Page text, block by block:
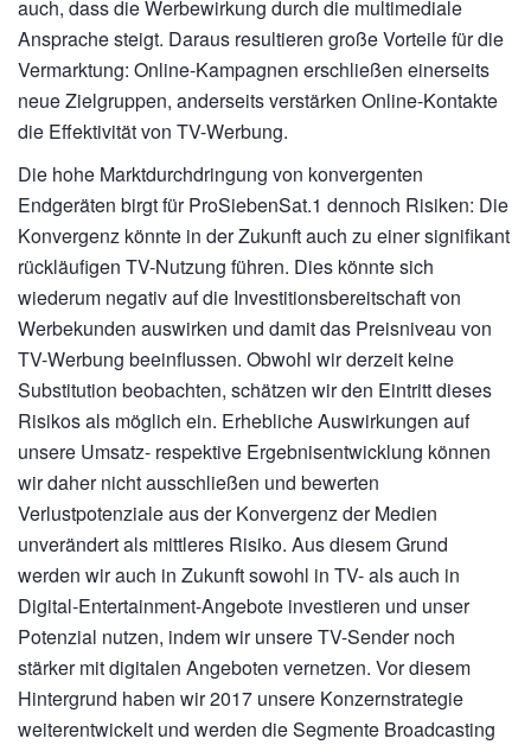
auch, dass die Werbewirkung durch die multimediale
Ansprache steigt. Daraus resultieren große Vorteile für die
Vermarktung: Online-Kampagnen erschließen einerseits
neue Zielgruppen, anderseits verstärken Online-Kontakte
die Effektivität von TV-Werbung.
Die hohe Marktdurchdringung von konvergenten
Endgeräten birgt für ProSiebenSat.1 dennoch Risiken: Die
Konvergenz könnte in der Zukunft auch zu einer signifikant
rückläufigen TV-Nutzung führen. Dies könnte sich
wiederum negativ auf die Investitionsbereitschaft von
Werbekunden auswirken und damit das Preisniveau von
TV-Werbung beeinflussen. Obwohl wir derzeit keine
Substitution beobachten, schätzen wir den Eintritt dieses
Risikos als möglich ein. Erhebliche Auswirkungen auf
unsere Umsatz- respektive Ergebnisentwicklung können
wir daher nicht ausschließen und bewerten
Verlustpotenziale aus der Konvergenz der Medien
unverändert als mittleres Risiko. Aus diesem Grund
werden wir auch in Zukunft sowohl in TV- als auch in
Digital-Entertainment-Angebote investieren und unser
Potenzial nutzen, indem wir unsere TV-Sender noch
stärker mit digitalen Angeboten vernetzen. Vor diesem
Hintergrund haben wir 2017 unsere Konzernstrategie
weiterentwickelt und werden die Segmente Broadcasting